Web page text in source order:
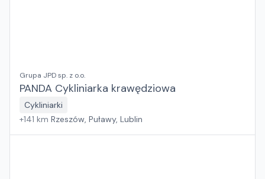
Grupa JPD sp. z o.o.
PANDA Cykliniarka krawędziowa
Cykliniarki
+141 km Rzeszów, Puławy, Lublin